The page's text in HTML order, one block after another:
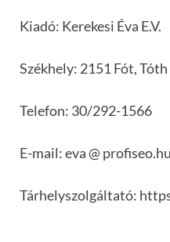
Kiadó: Kerekesi Éva E.V.
Székhely: 2151 Fót,
Telefon: 30/292-1566
E-mail: eva @ profiseo.hu
Tárhelyszolgáltató: